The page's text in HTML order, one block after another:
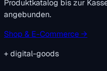
Produktkatalog bis zur
angebunden.
Shop & E-Commerce →
+digital-goods